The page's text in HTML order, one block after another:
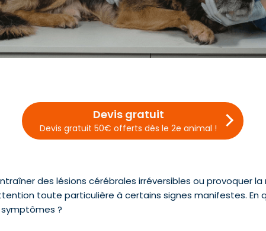
Devis gratuit
Devis gratuit 50€ offerts dès le 2e animal !
des lésions cérébrales irréversibles ou provoquer la
toute particulière à certains signes manifestes. En
?